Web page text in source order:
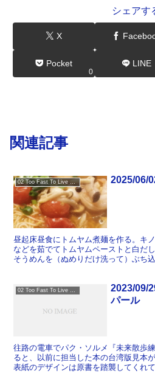
シェアす
X
Pocket
0
LINE
関連記事
2025/06/
昼起床昼食にトムヤム煮麺を作る。キ
などを茹でてトムヤムペーストと白だ
そうめんを（ぬめりだけ洗って）ぶち
2023/09/
パール
往路の電車でパク・ソルメ『未来散歩
ると、以前に担当した本の台湾版見本
表紙のデザインは原書を踏襲してくれ